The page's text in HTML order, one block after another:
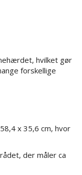
hvilket gør
forskellige
x 35,6 cm, hvor
der måler ca